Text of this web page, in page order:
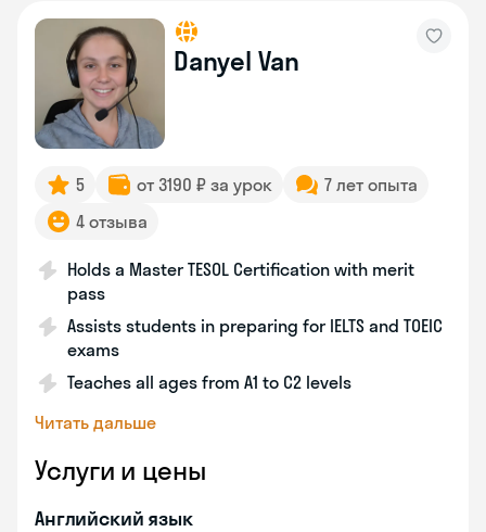
Danyel Van
5 от 3190 ₽ за урок
7 лет опыта
4 отзыва
Holds a Master TESOL Certification with merit
pass
Assists students in preparing for IELTS and TOEIC
exams
Teaches all ages from A1 to C2 levels
Читать дальше
Услуги и цены
Английский язык